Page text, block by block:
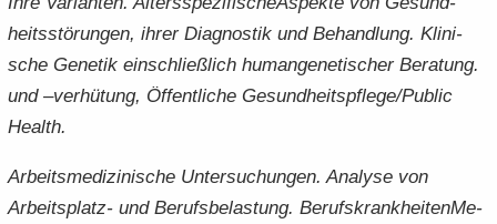
heits­stö­run­gen, ihrer Dia­gnos­tik und Be­hand­lung. Kli­ni­
sche Ge­ne­tik ein­schließ­lich hu­man­ge­ne­ti­scher Be­ra­tung.
und –ver­hü­tung, Öf­fent­li­che Ge­sund­heits­pfle­ge/Pu­blic
Health.
Ar­beits­me­di­zi­ni­sche Un­ter­su­chun­gen. Ana­ly­se von
Arbeitsplatz-​ und Be­rufs­be­las­tung. Be­rufs­krank­hei­ten­Me­